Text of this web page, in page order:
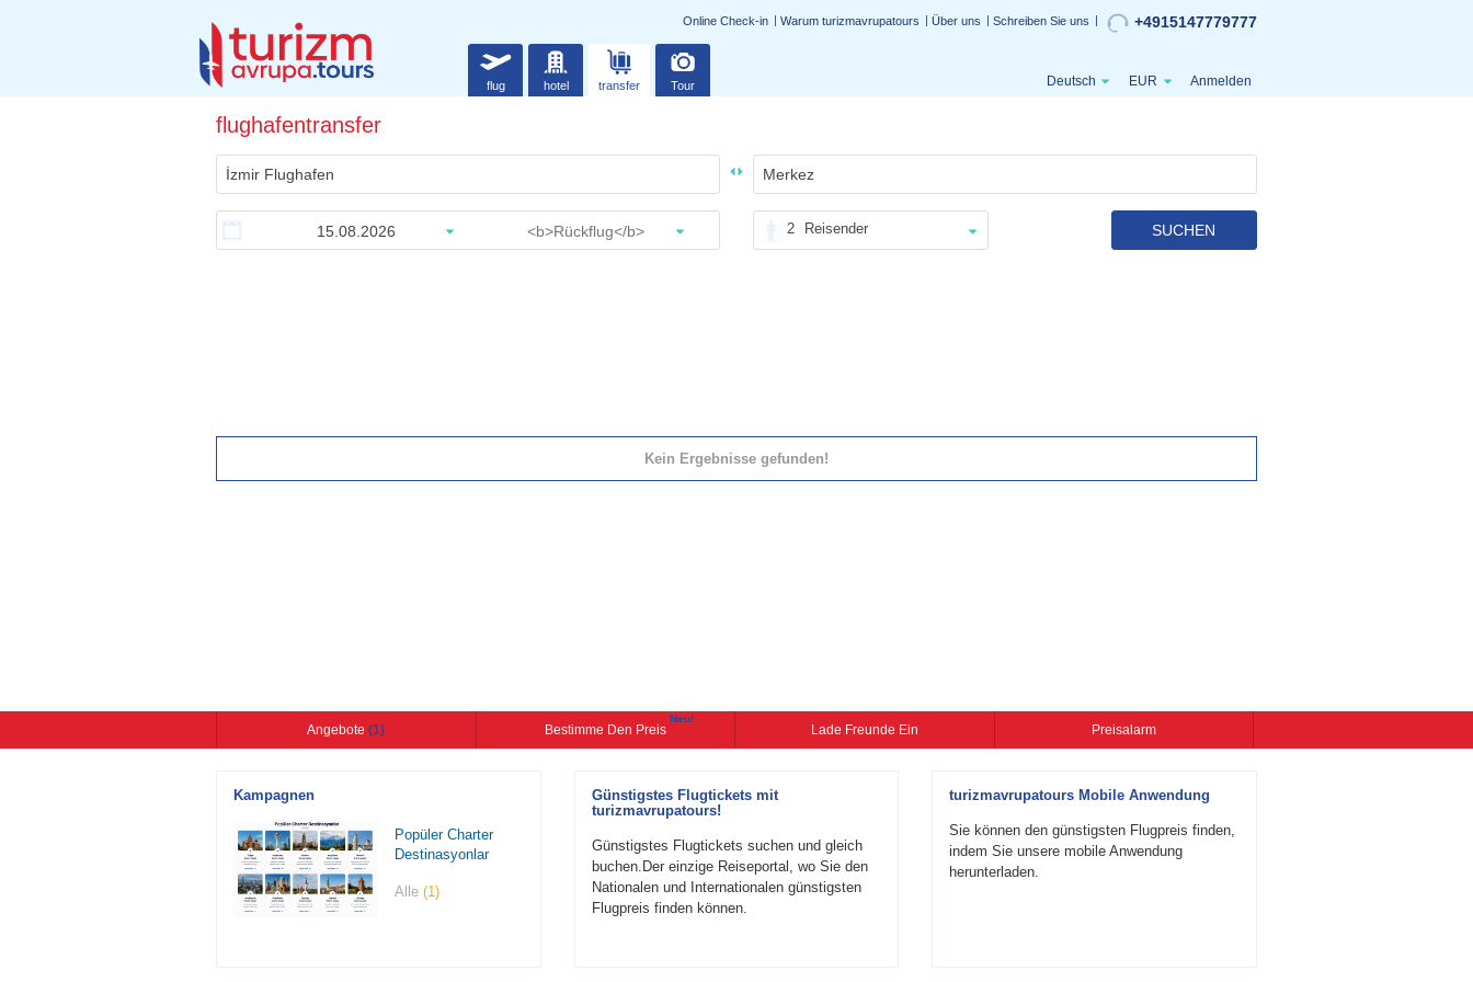
Online Check-in Warum turizmavrupatours Über uns Schreiben Sie uns +4915147779777
flug hotel transfer Tour Deutsch EUR Anmelden
flughafentransfer
2 Reisender SUCHEN
Kein Ergebnisse gefunden!
Angebote(1) Bestimme Den Preis
Neu!
Lade Freunde Ein Preisalarm
Kampagnen
Popüler Charter
Destinasyonlar
Alle(1)
Günstigstes Flugtickets mit
turizmavrupatours!
Günstigstes Flugtickets suchen und gleich
buchen.Der einzige Reiseportal, wo Sie den
Nationalen und Internationalen günstigsten
Flugpreis finden können.
turizmavrupatours Mobile Anwendung
Sie können den günstigsten Flugpreis finden,
indem Sie unsere mobile Anwendung
herunterladen.